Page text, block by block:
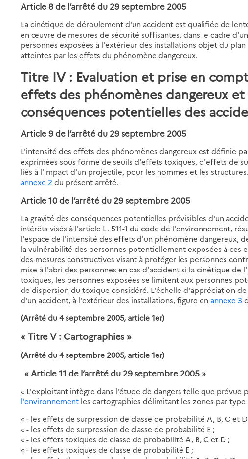
Article 8 de l’arrêté du 29 septembre 2005
La cinétique de déroulement d'un accident est qualifiée de
en œuvre de mesures de sécurité suffisantes, dans le cadre
personnes exposées à l'extérieur des installations objet du
atteintes par les effets du phénomène dangereux.
Titre IV : Evaluation et prise en
effets des phénomènes dangereux
conséquences potentielles des
Article 9 de l’arrêté du 29 septembre 2005
L'intensité des effets des phénomènes dangereux est définie
exprimées sous forme de seuils d'effets toxiques, d'effets de
liés à l'impact d'un projectile, pour les hommes et les
annexe 2 du présent arrêté.
Article 10 de l’arrêté du 29 septembre 2005
La gravité des conséquences potentielles prévisibles d'un
intérêts visés à l'article L. 511-1 du code de l'environnement,
l'espace de l'intensité des effets d'un phénomène dangereux,
la vulnérabilité des personnes potentiellement exposées à ces
des mesures constructives visant à protéger les personnes
mise à l'abri des personnes en cas d'accident si la cinétique de
toxiques, les personnes exposées se limitent aux personnes
de dispersion du toxique considéré. L'échelle d'appréciation de
d'un accident, à l'extérieur des installations, figure en annexe 3
(Arrêté du 4 septembre 2005, article 1er)
« Titre V : Cartographies »
(Arrêté du 4 septembre 2005, article 1er)
« Article 11 de l’arrêté du 29 septembre 2005 »
« L'exploitant intègre dans l'étude de dangers telle que prévue
l'environnement les cartographies délimitant les zones par
« - les effets de surpression de classe de probabilité A, B, C et
« - les effets de surpression de classe de probabilité E ;
« - les effets toxiques de classe de probabilité A, B, C et D ;
« - les effets toxiques de classe de probabilité E ;